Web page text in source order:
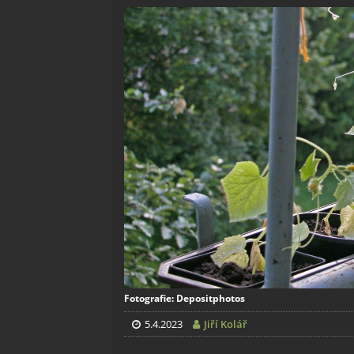
Fotografie: Depositphotos
5.4.2023 Jiří Kolář